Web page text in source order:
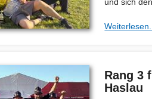
und sich
Rang 3
Haslau